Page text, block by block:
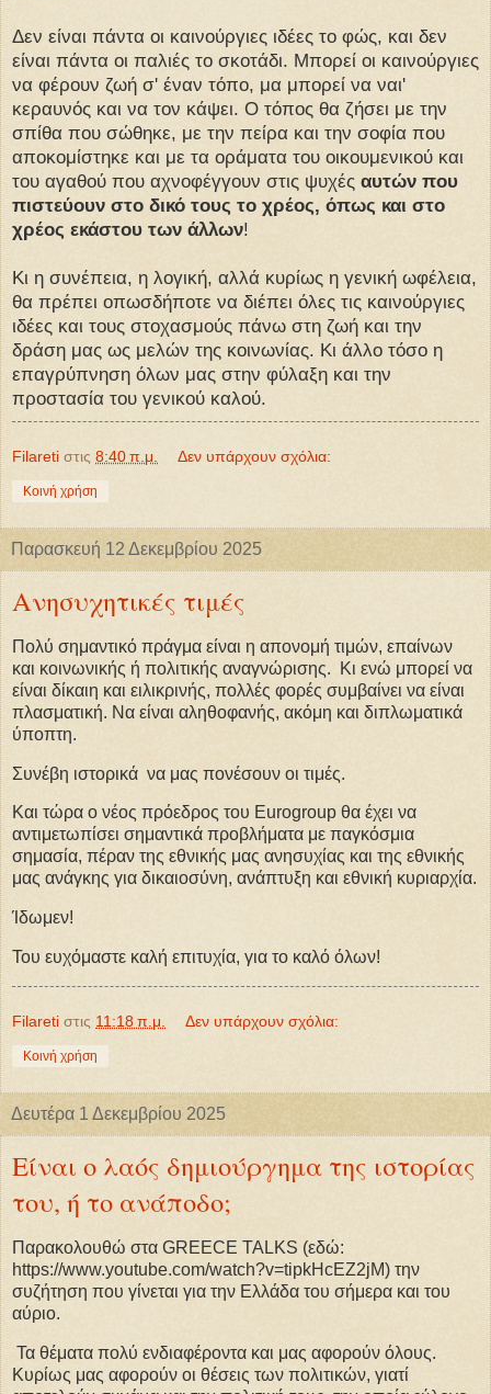
Δεν είναι πάντα οι καινούργιες ιδέες το φώς, και δεν
είναι πάντα οι παλιές το σκοτάδι. Μπορεί οι καινούργιες
να φέρουν ζωή σ' έναν τόπο, μα μπορεί να ναι'
κεραυνός και να τον κάψει. Ο τόπος θα ζήσει με την
σπίθα που σώθηκε, με την πείρα και την σοφία που
αποκομίστηκε και με τα οράματα του οικουμενικού και
του αγαθού που αχνοφέγγουν στις ψυχές αυτών που
πιστεύουν στο δικό τους το χρέος, όπως και στο
χρέος εκάστου των άλλων!
Κι η συνέπεια, η λογική, αλλά κυρίως η γενική ωφέλεια,
θα πρέπει οπωσδήποτε να διέπει όλες τις καινούργιες
ιδέες και τους στοχασμούς πάνω στη ζωή και την
δράση μας ως μελών της κοινωνίας. Κι άλλο τόσο η
επαγρύπνηση όλων μας στην φύλαξη και την
προστασία του γενικού καλού.
Filareti στις 8:40 π.μ. Δεν υπάρχουν σχόλια:
Κοινή χρήση
Παρασκευή 12 Δεκεμβρίου 2025
Ανησυχητικές τιμές
Πολύ σημαντικό πράγμα είναι η απονομή τιμών, επαίνων
και κοινωνικής ή πολιτικής αναγνώρισης. Κι ενώ μπορεί να
είναι δίκαιη και ειλικρινής, πολλές φορές συμβαίνει να είναι
πλασματική. Να είναι αληθοφανής, ακόμη και διπλωματικά
ύποπτη.
Συνέβη ιστορικά να μας πονέσουν οι τιμές.
Και τώρα ο νέος πρόεδρος του Eurogroup θα έχει να
αντιμετωπίσει σημαντικά προβλήματα με παγκόσμια
σημασία, πέραν της εθνικής μας ανησυχίας και της εθνικής
μας ανάγκης για δικαιοσύνη, ανάπτυξη και εθνική κυριαρχία.
Ίδωμεν!
Του ευχόμαστε καλή επιτυχία, για το καλό όλων!
Filareti στις 11:18 π.μ. Δεν υπάρχουν σχόλια:
Κοινή χρήση
Δευτέρα 1 Δεκεμβρίου 2025
Είναι ο λαός δημιούργημα της ιστορίας
του, ή το ανάποδο;
Παρακολουθώ στα GREECE TALKS (εδώ:
https://www.youtube.com/watch?v=tipkHcEZ2jM) την
συζήτηση που γίνεται για την Ελλάδα του σήμερα και του
αύριο.
Τα θέματα πολύ ενδιαφέροντα και μας αφορούν όλους.
Κυρίως μας αφορούν οι θέσεις των πολιτικών, γιατί